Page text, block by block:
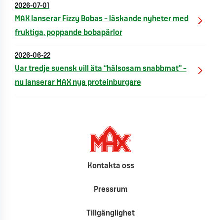
2026-07-01
MAX lanserar Fizzy Bobas – läskande nyheter med
fruktiga, poppande bobapärlor
2026-06-22
Var tredje svensk vill äta “hälsosam snabbmat” –
nu lanserar MAX nya proteinburgare
Kontakta oss
Pressrum
Tillgänglighet